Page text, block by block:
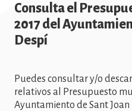
Consulta el
2017 del
Despí
Puedes consultar y/o
relativos al Presupuesto
Ayuntamiento de Sant